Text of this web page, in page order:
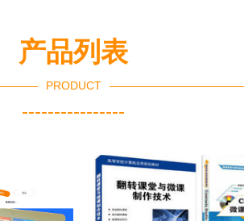
产品列表
PRODUCT
----------------